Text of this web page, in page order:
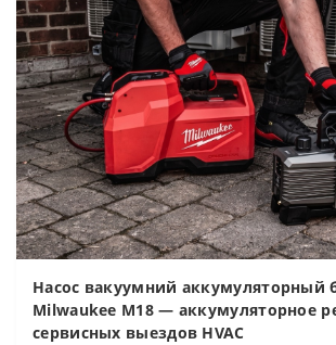
Насос вакуумний аккумуляторный
Milwaukee M18 — аккумуляторное
сервисных выездов HVAC